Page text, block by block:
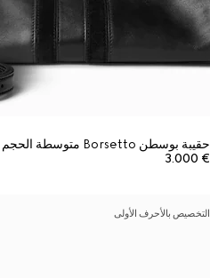
حقيبة بوسطن Borsetto متوسطة الحجم
€ 3.000
التخصيص بالأحرف الأولى